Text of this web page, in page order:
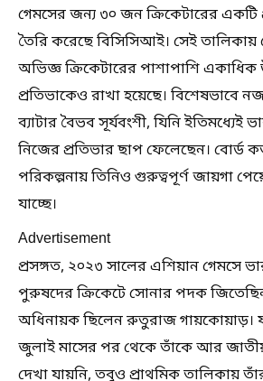
গেমসের জন্য ৩০ জন ক্রিকেটারের একটি
তৈরি করেছে বিসিসিআই। সেই
অভিজ্ঞ ক্রিকেটারের পাশাপাশি একাধিক
প্রতিভাকেও রাখা হয়েছে। বিশেষভাবে
ব্যাটার বৈভব সূর্যবংশী, যিনি ইতিমধ্যেই
নিজের প্রতিভার ছাপ ফেলেছেন। বোর্ড
পরিকল্পনায় তিনিও গুরুত্বপূর্ণ জায়গা
যাচ্ছে।
Advertisement
প্রসঙ্গত, ২০২৩ সালের এশিয়ান গেমসে
পুরুষদের ক্রিকেটে সোনার পদক
অধিনায়ক ছিলেন রুতুরাজ গায়কোয়াড়।
জুলাই মাসের পর থেকে তাঁকে আর
দেখা যায়নি, তবুও প্রাথমিক তালিকায়